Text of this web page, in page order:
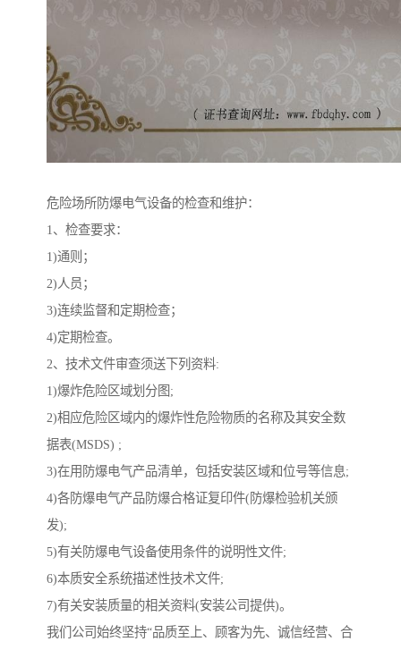
危险场所防爆电气设备的检查和维护：
1、检查要求：
1)通则；
2)人员；
3)连续监督和定期检查；
4)定期检查。
2、技术文件审查须送下列资料:
1)爆炸危险区域划分图;
2)相应危险区域内的爆炸性危险物质的名称及其安全数
据表(MSDS) ;
3)在用防爆电气产品清单，包括安装区域和位号等信息;
4)各防爆电气产品防爆合格证复印件(防爆检验机关颁
发);
5)有关防爆电气设备使用条件的说明性文件;
6)本质安全系统描述性技术文件;
7)有关安装质量的相关资料(安装公司提供)。
我们公司始终坚持“品质至上、顾客为先、诚信经营、合